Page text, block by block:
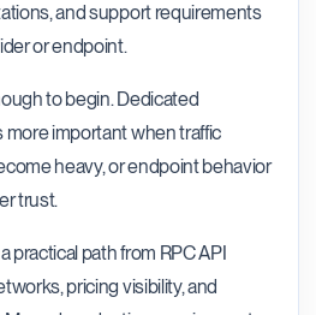
and support requirements
or endpoint.
to begin. Dedicated
important when traffic
heavy, or endpoint behavior
trust.
practical path from RPC API
pricing visibility, and